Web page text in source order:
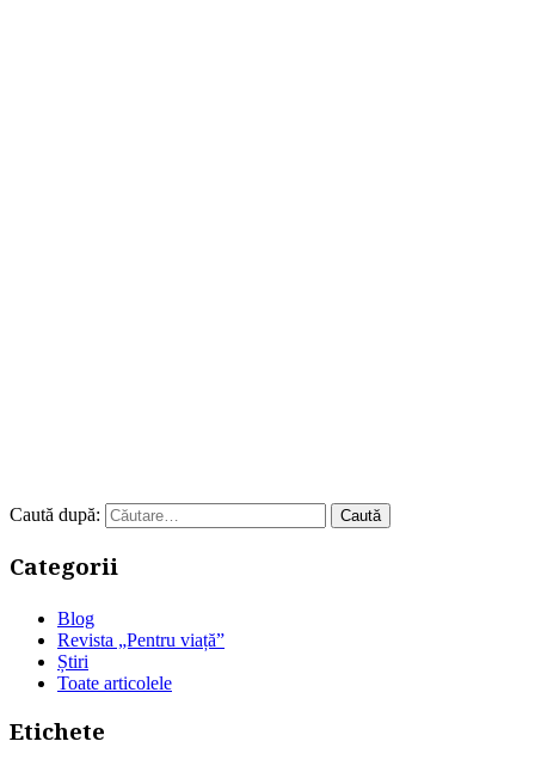
Caută după:
Categorii
Blog
Revista „Pentru viață”
Știri
Toate articolele
Etichete